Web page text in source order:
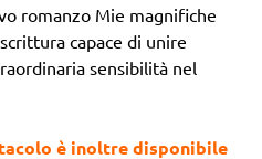
romanzo Mie magnifiche
capace di unire
sensibilità nel
è inoltre disponibile